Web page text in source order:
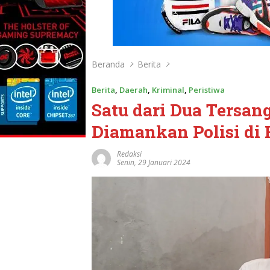
Beranda Berita
Berita, Daerah, Kriminal, Peristiwa
Satu dari Dua
Diamankan Polisi di
Redaksi
Senin, 29 Januari 2024